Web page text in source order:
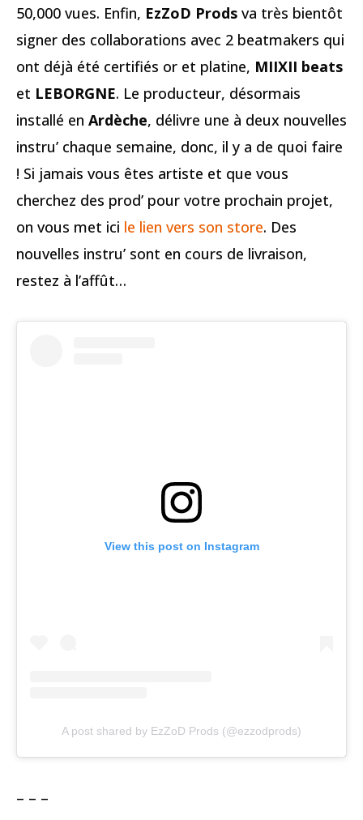
50,000 vues. Enfin, EzZoD Prods va très bientôt
signer des collaborations avec 2 beatmakers qui
ont déjà été certifiés or et platine, MIIXII beats
et LEBORGNE. Le producteur, désormais
installé en Ardèche, délivre une à deux nouvelles
instru’ chaque semaine, donc, il y a de quoi faire
! Si jamais vous êtes artiste et que vous
cherchez des prod’ pour votre prochain projet,
on vous met ici le lien vers son store. Des
nouvelles instru’ sont en cours de livraison,
restez à l’affût…
View this post on Instagram
A post shared by EzZoD Prods (@ezzodprods)
– – –